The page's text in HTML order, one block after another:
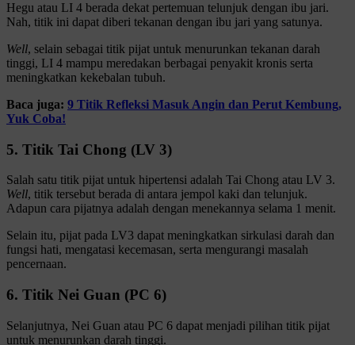
Hegu atau LI 4 berada dekat pertemuan telunjuk dengan ibu jari.
Nah, titik ini dapat diberi tekanan dengan ibu jari yang satunya.
Well, selain sebagai titik pijat untuk menurunkan tekanan darah
tinggi, LI 4 mampu meredakan berbagai penyakit kronis serta
meningkatkan kekebalan tubuh.
Baca juga: 9 Titik Refleksi Masuk Angin dan Perut Kembung,
Yuk Coba!
5. Titik Tai Chong (LV 3)
Salah satu titik pijat untuk hipertensi adalah Tai Chong atau LV 3.
Well, titik tersebut berada di antara jempol kaki dan telunjuk.
Adapun cara pijatnya adalah dengan menekannya selama 1 menit.
Selain itu, pijat pada LV3 dapat meningkatkan sirkulasi darah dan
fungsi hati, mengatasi kecemasan, serta mengurangi masalah
pencernaan.
6. Titik Nei Guan (PC 6)
Selanjutnya, Nei Guan atau PC 6 dapat menjadi pilihan titik pijat
untuk menurunkan darah tinggi.